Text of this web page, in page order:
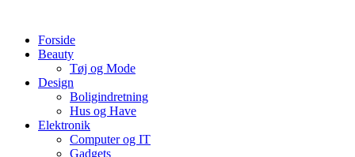
indholdForside
Beauty
Tøj og Mode
Design
Boligindretning
Hus og Have
Elektronik
Computer og IT
Gadgets